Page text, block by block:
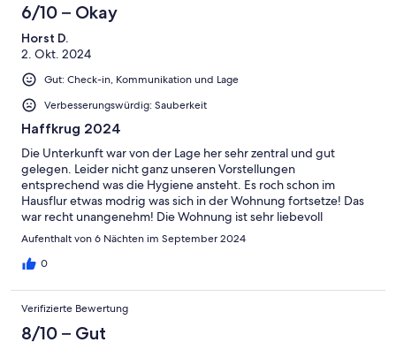
6/10 – Okay
Horst D.
2. Okt. 2024
Gut: Check-in, Kommunikation und Lage
Verbesserungswürdig: Sauberkeit
Haffkrug 2024
Die Unterkunft war von der Lage her sehr zentral und gut
gelegen. Leider nicht ganz unseren Vorstellungen
entsprechend was die Hygiene ansteht. Es roch schon im
Hausflur etwas modrig was sich in der Wohnung fortsetze! Das
war recht unangenehm! Die Wohnung ist sehr liebevoll
eingerichtet undhat uns gut g fallen. Wir würden sie allerdings
nicht noch einmal buchen . Das liegt halt am Geruch und nicht
an der Wohnung selbst! Schade
Aufenthalt von 6 Nächten im September 2024
0
Verifizierte Bewertung
8/10 – Gut